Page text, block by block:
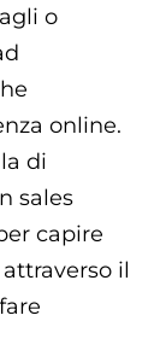
o
online.
di
sales
capire
il